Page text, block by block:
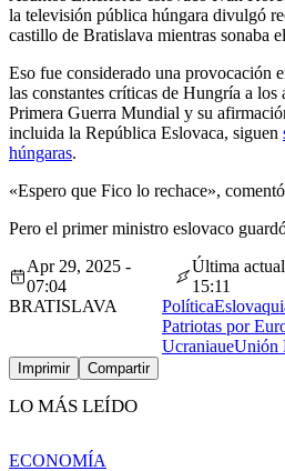
la televisión pública húngara divulgó
castillo de Bratislava mientras sonaba
Eso fue considerado una provocación
las constantes críticas de Hungría a los
Primera Guerra Mundial y su
incluida la República Eslovaca, siguen
húngaras.
«Espero que Fico lo rechace»,
Pero el primer ministro eslovaco
Apr 29, 2025 -
07:04
Última
15:11
BRATISLAVA
Política
Patriotas por
UcraniaueUnión
Imprimir Compartir
LO MÁS LEÍDO
ECONOMÍA